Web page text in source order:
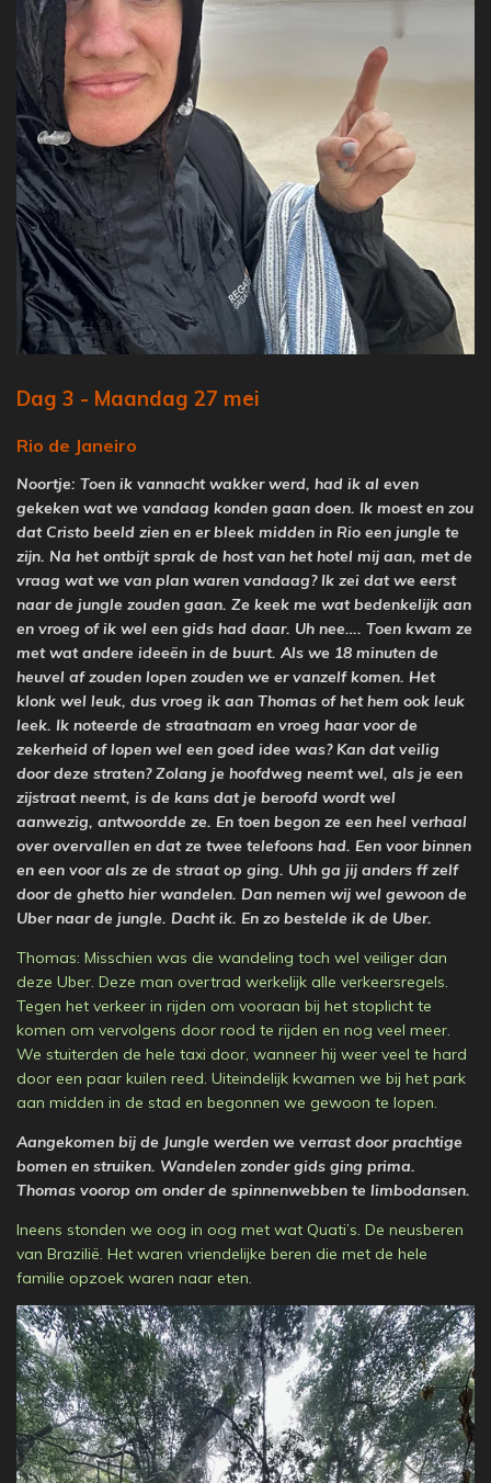
Dag 3 - Maandag 27 mei
Rio de Janeiro
Noortje: Toen ik vannacht wakker werd, had ik al even
gekeken wat we vandaag konden gaan doen. Ik moest en zou
dat Cristo beeld zien en er bleek midden in Rio een jungle te
zijn. Na het ontbijt sprak de host van het hotel mij aan, met de
vraag wat we van plan waren vandaag? Ik zei dat we eerst
naar de jungle zouden gaan. Ze keek me wat bedenkelijk aan
en vroeg of ik wel een gids had daar. Uh nee…. Toen kwam ze
met wat andere ideeën in de buurt. Als we 18 minuten de
heuvel af zouden lopen zouden we er vanzelf komen. Het
klonk wel leuk, dus vroeg ik aan Thomas of het hem ook leuk
leek. Ik noteerde de straatnaam en vroeg haar voor de
zekerheid of lopen wel een goed idee was? Kan dat veilig
door deze straten? Zolang je hoofdweg neemt wel, als je een
zijstraat neemt, is de kans dat je beroofd wordt wel
aanwezig, antwoordde ze. En toen begon ze een heel verhaal
over overvallen en dat ze twee telefoons had. Een voor binnen
en een voor als ze de straat op ging. Uhh ga jij anders ff zelf
door de ghetto hier wandelen. Dan nemen wij wel gewoon de
Uber naar de jungle. Dacht ik. En zo bestelde ik de Uber.
Thomas: Misschien was die wandeling toch wel veiliger dan
deze Uber. Deze man overtrad werkelijk alle verkeersregels.
Tegen het verkeer in rijden om vooraan bij het stoplicht te
komen om vervolgens door rood te rijden en nog veel meer.
We stuiterden de hele taxi door, wanneer hij weer veel te hard
door een paar kuilen reed. Uiteindelijk kwamen we bij het park
aan midden in de stad en begonnen we gewoon te lopen.
Aangekomen bij de Jungle werden we verrast door prachtige
bomen en struiken. Wandelen zonder gids ging prima.
Thomas voorop om onder de spinnenwebben te limbodansen.
Ineens stonden we oog in oog met wat Quati’s. De neusberen
van Brazilië. Het waren vriendelijke beren die met de hele
familie opzoek waren naar eten.